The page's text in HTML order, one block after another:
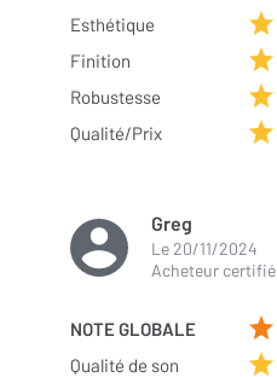
Esthétique
Finition
Robustesse
Qualité/Prix
Greg
Le20/11/2024
Acheteur certifié
NOTE GLOBALE
Qualité de son